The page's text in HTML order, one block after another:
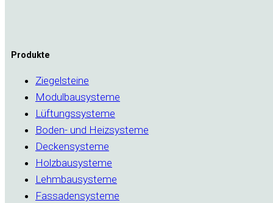
Produkte
Ziegelsteine
Modulbausysteme
Lüftungssysteme
Boden- und Heizsysteme
Deckensysteme
Holzbausysteme
Lehmbausysteme
Fassadensysteme